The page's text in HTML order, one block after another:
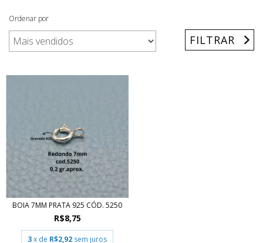
Ordenar por
FILTRAR
BOIA 7MM PRATA 925 CÓD. 5250
R$8,75
3x de R$2,92 sem juros